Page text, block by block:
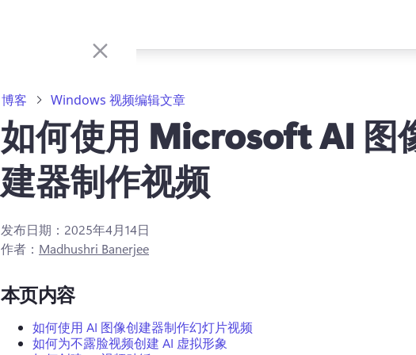
博客 Windows 视频编辑文章
如何使用 Microsoft AI 图
建器制作视频
发布日期： 2025年4月14日
作者： Madhushri Banerjee
本页内容
如何使用 AI 图像创建器制作幻灯片视频
如何为不露脸视频创建 AI 虚拟形象